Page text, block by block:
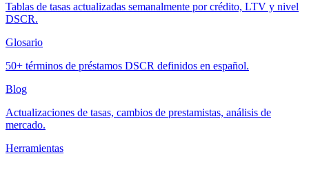
Tablas de tasas actualizadas semanalmente por crédito, LTV y nivel
DSCR.
Glosario
50+ términos de préstamos DSCR definidos en español.
Blog
Actualizaciones de tasas, cambios de prestamistas, análisis de
mercado.
Herramientas